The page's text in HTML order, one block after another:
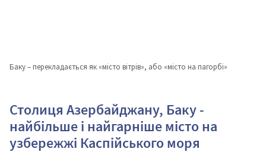
Баку – перекладається як «місто вітрів», або «місто на пагорбі»
Столиця Азербайджану, Баку -
найбільше і найгарніше місто на
узбережжі Каспійського моря